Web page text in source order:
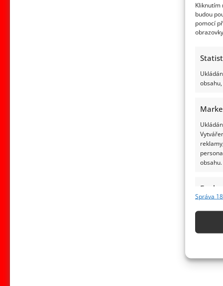
Kliknutím
budou
pomocí
obsahu.
Funkce
Správa